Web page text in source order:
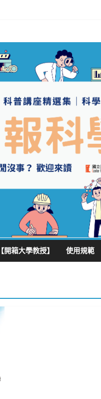
【開箱大學教授】 使用規範